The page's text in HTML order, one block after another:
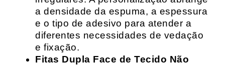
a densidade da espuma, a espessura
e o tipo de adesivo para atender a
diferentes necessidades de vedação
e fixação.
Fitas Dupla Face de Tecido Não